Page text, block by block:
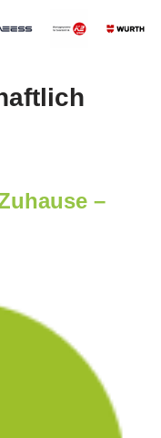
–